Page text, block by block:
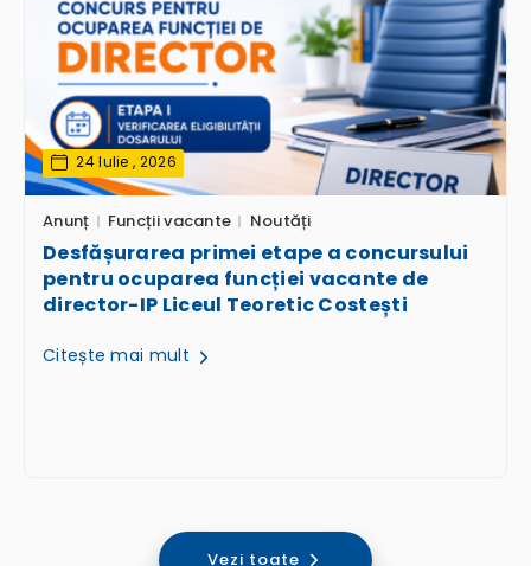
24 Iulie , 2026
Anunț Funcții vacante Noutăți
Desfășurarea primei etape a concursului
pentru ocuparea funcției vacante de
director-IP Liceul Teoretic Costești
Citește mai mult
Vezi toate